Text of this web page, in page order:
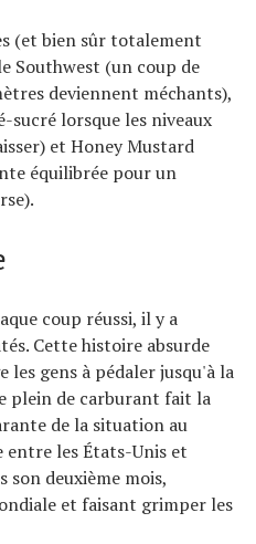
(et bien sûr totalement
Southwest (un coup de
deviennent méchants),
sucré lorsque les niveaux
et Honey Mustard
équilibrée pour un
coup réussi, il y a
Cette histoire absurde
les gens à pédaler jusqu'à la
plein de carburant fait la
de la situation au
les États-Unis et
deuxième mois,
et faisant grimper les